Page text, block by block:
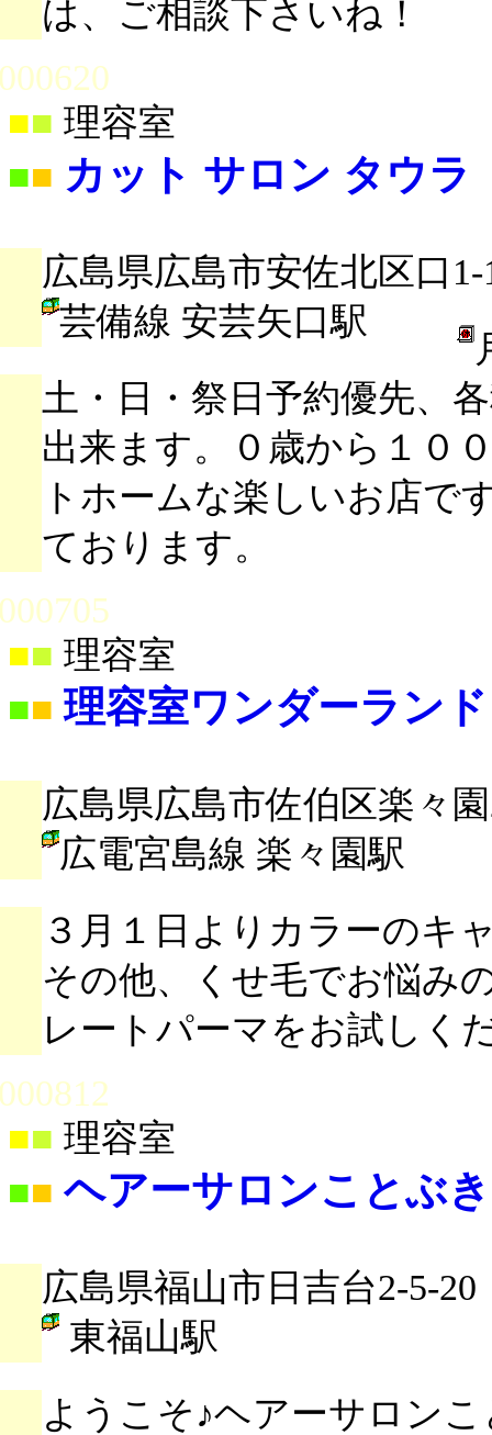
は、ご相談下さいね！
■ 理容室
■■ カット サロン タウラ
広島県広島市安佐北区口1-
芸備線 安芸矢口駅
土・日・祭日予約優先、
出来ます。０歳から１０
トホームな楽しいお店で
ております。
■ 理容室
■■ 理容室ワンダーランド
広島県広島市佐伯区楽々園
広電宮島線 楽々園駅
３月１日よりカラーのキ
その他、くせ毛でお悩み
レートパーマをお試しく
■ 理容室
■■ ヘアーサロンことぶき
広島県福山市日吉台2-5-20
東福山駅
ようこそ♪ヘアーサロン